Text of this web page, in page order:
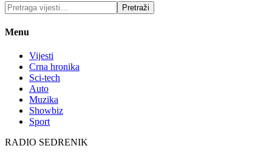
Menu
Vijesti
Crna hronika
Sci-tech
Auto
Muzika
Showbiz
Sport
RADIO SEDRENIK